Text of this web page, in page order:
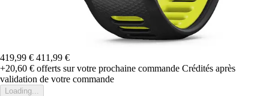
419,99 € 411,99 €
+20,60 € offerts sur votre prochaine commande Crédités après
validation de votre commande
Loading...